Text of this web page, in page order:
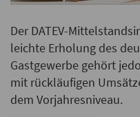
Der DATEV-
leichte Erholung des
Gastgewerbe gehört
mit rückläufigen
dem Vorjahresniveau.